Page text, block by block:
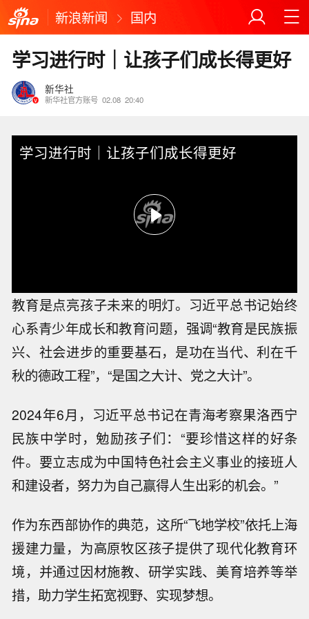
新浪新闻 国内
学习进行时｜让孩子们成长得更好
新华社
新华社官方账号 02.08 20:40
学习进行时｜让孩子们成长得更好
教育是点亮孩子未来的明灯。习近平总书记始终
心系青少年成长和教育问题，强调“教育是民族振
兴、社会进步的重要基石，是功在当代、利在千
秋的德政工程”，“是国之大计、党之大计”。
2024年6月，习近平总书记在青海考察果洛西宁
民族中学时，勉励孩子们：“要珍惜这样的好条
件。要立志成为中国特色社会主义事业的接班人
和建设者，努力为自己赢得人生出彩的机会。”
作为东西部协作的典范，这所“飞地学校”依托上海
援建力量，为高原牧区孩子提供了现代化教育环
境，并通过因材施教、研学实践、美育培养等举
措，助力学生拓宽视野、实现梦想。